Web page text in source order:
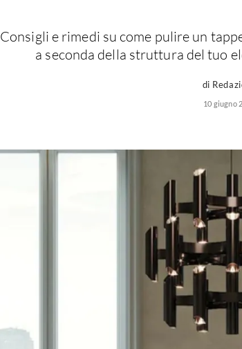
Consigli e rimedi su come pulire un
a seconda della struttura del tuo
di
10 giugno